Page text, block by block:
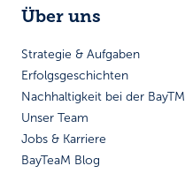
Über uns
Strategie & Aufgaben
Erfolgsgeschichten
Nachhaltigkeit bei der BayTM
Unser Team
Jobs & Karriere
BayTeaM Blog